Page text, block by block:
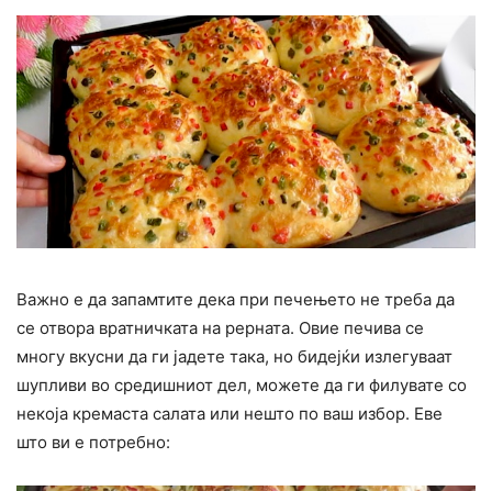
Важно е да запамтите дека при печењето не треба да
се отвора вратничката на рерната. Овие печива се
многу вкусни да ги јадете така, но бидејќи излегуваат
шупливи во средишниот дел, можете да ги филувате со
некоја кремаста салата или нешто по ваш избор. Еве
што ви е потребно: